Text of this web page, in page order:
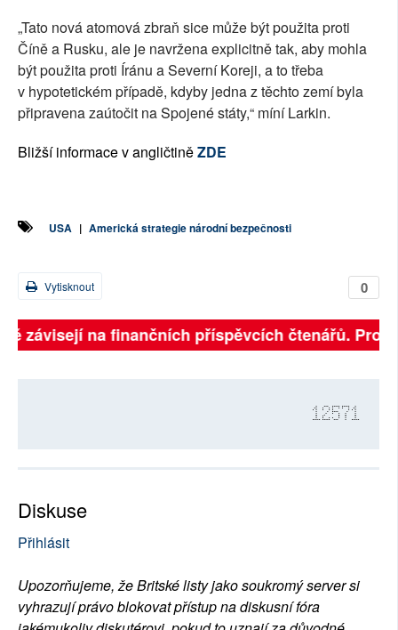
„Tato nová atomová zbraň sice může být použita proti
Číně a Rusku, ale je navržena explicitně tak, aby mohla
být použita proti Íránu a Severní Koreji, a to třeba
v hypotetickém případě, kdyby jedna z těchto zemí byla
připravena zaútočit na Spojené státy,“ míní Larkin.
Bližší informace v angličtiněZDE
USA | Americká strategie národní bezpečnosti
0
Vytisknout
závisejí na finančních příspěvcích čtenářů.
12571
Diskuse
Přihlásit
Upozorňujeme, že Britské listy jako soukromý server si
vyhrazují právo blokovat přístup na diskusní fóra